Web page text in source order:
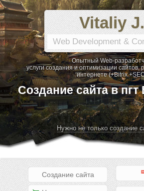
Vitaliy J.
Web Development &
Опытный Web-
услуги создания и оптимизации сайтов,
интернете (+Bitrix
Создание сайта в
Нужно не только создание
Создание сайта